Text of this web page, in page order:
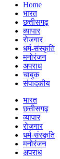
Home
भारत
छत्तीसगढ़
व्यापार
रोजगार
धर्म-संस्कृति
मनोरंजन
अपराध
चाबुक
संपादकीय
भारत
छत्तीसगढ़
व्यापार
रोजगार
धर्म-संस्कृति
मनोरंजन
अपराध